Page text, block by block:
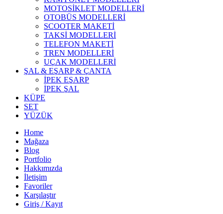
MOTOSİKLET MODELLERİ
OTOBÜS MODELLERİ
SCOOTER MAKETİ
TAKSİ MODELLERİ
TELEFON MAKETİ
TREN MODELLERİ
UÇAK MODELLERİ
ŞAL & EŞARP & ÇANTA
İPEK EŞARP
İPEK ŞAL
KÜPE
SET
YÜZÜK
Home
Mağaza
Blog
Portfolio
Hakkımızda
İletişim
Favoriler
Karşılaştır
Giriş / Kayıt